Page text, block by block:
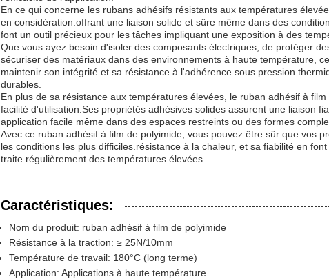
En ce qui concerne les rubans adhésifs résistants aux températures
en considération.offrant une liaison solide et sûre même dans des
font un outil précieux pour les tâches impliquant une exposition à des
Que vous ayez besoin d'isoler des composants électriques, de protéger
sécuriser des matériaux dans des environnements à haute température,
maintenir son intégrité et sa résistance à l'adhérence sous pression
durables.
En plus de sa résistance aux températures élevées, le ruban adhésif à
facilité d'utilisation.Ses propriétés adhésives solides assurent une liaison
application facile même dans des espaces restreints ou des formes
Avec ce ruban adhésif à film de polyimide, vous pouvez être sûr que vos
les conditions les plus difficiles.résistance à la chaleur, et sa fiabilité en
traite régulièrement des températures élevées.
Caractéristiques:
Nom du produit: ruban adhésif à film de polyimide
Résistance à la traction: ≥ 25N/10mm
Température de travail: 180°C (long terme)
Application: Applications à haute température